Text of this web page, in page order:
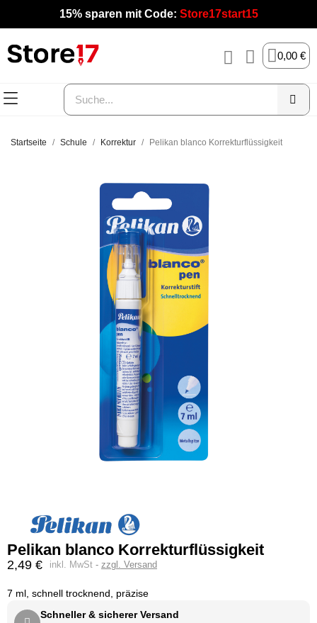
15% sparen mit Code: Store17start15
0,00 €
Startseite Schule Korrektur Pelikan blanco Korrekturflüssigkeit
Pelikan blanco Korrekturflüssigkeit
2,49 € inkl. MwSt zzgl. Versand
7 ml, schnell trocknend, präzise
Schneller & sicherer Versand